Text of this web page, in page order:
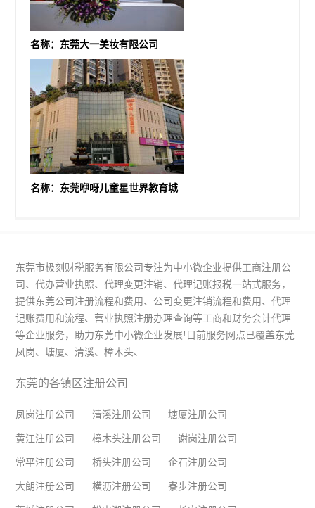
名称：东莞大一美妆有限公司
名称：东莞咿呀儿童星世界教育城
东莞市极刻财税服务有限公司专注为中小微企业提供工商注册公
司、代办营业执照、代理变更注销、代理记账报税一站式服务，
提供东莞公司注册流程和费用、公司变更注销流程和费用、代理
记账费用和流程、营业执照注册办理查询等工商和财务会计代理
等企业服务，助力东莞中小微企业发展!目前服务网点已覆盖东莞
凤岗、塘厦、清溪、樟木头、......
东莞的各镇区注册公司
凤岗注册公司 清溪注册公司 塘厦注册公司
黄江注册公司 樟木头注册公司 谢岗注册公司
常平注册公司 桥头注册公司 企石注册公司
大朗注册公司 横沥注册公司 寮步注册公司